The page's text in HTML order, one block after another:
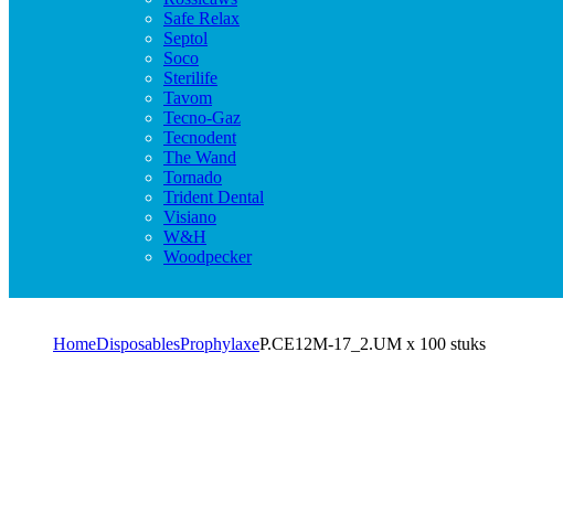
Safe Relax
Septol
Soco
Sterilife
Tavom
Tecno-Gaz
Tecnodent
The Wand
Tornado
Trident Dental
Visiano
W&H
Woodpecker
HomeDisposablesProphylaxeP.CE12M-17_2.UM x 100 stuks